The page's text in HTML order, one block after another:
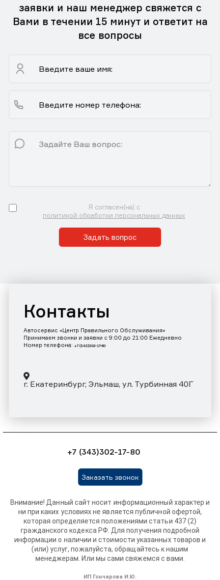
заявки и наш менеджер свяжется с
Вами в течении 15 минут и ответит на
все вопросы
Я согласен(на) с
политикой обработки персональных данных
Задать вопрос
Контакты
Автосервис «Центр Правильного Обслуживания»
Принимаем звонки и заявки с 9:00 до 21:00 Ежедневно
Номер телефона: +7 (343)302-17-80
г. Екатеринбург, Эльмаш, ул. Турбинная 40Г
+7 (343)302-17-80
Заказать звонок
Внимание! Данный сайт носит информационный характер и
ни при каких условиях не является публичной офертой,
которая определяется положениями статьи 437 (2)
гражданского кодекса РФ. Для получения подробной
информации о наличии и стоимости указанных товаров и
(или) услуг, пожалуйста, обращайтесь к нашим
менеджерам. Или мы сами свяжемся с вами.
ИП Гончарова И.Ю.